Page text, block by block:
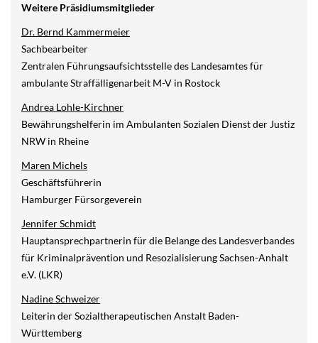
Weitere Präsidiumsmitglieder
Dr. Bernd Kammermeier
Sachbearbeiter
Zentralen Führungsaufsichtsstelle des Landesamtes für
ambulante Straffälligenarbeit M-V in Rostock
Andrea Lohle-Kirchner
Bewährungshelferin im Ambulanten Sozialen Dienst der Justiz
NRW in Rheine
Maren Michels
Geschäftsführerin
Hamburger Fürsorgeverein
Jennifer Schmidt
Hauptansprechpartnerin für die Belange des Landesverbandes
für Kriminalprävention und Resozialisierung Sachsen-Anhalt
e.V. (LKR)
Nadine Schweizer
Leiterin der Sozialtherapeutischen Anstalt Baden-
Württemberg